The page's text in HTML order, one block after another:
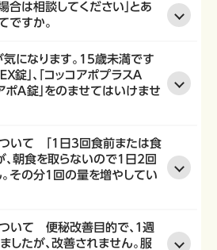
合は相談してください」とあ
ですか。
になります。15歳未満です
Ｘ錠」、「コッコアポプラスＡ
アポＡ錠」をのませてはいけませ
について 「1日3回食前または食
、朝食を取らないので1日2回
その分1回の量を増やしてい
ついて 便秘改善目的で、１週
したが、改善されません。服